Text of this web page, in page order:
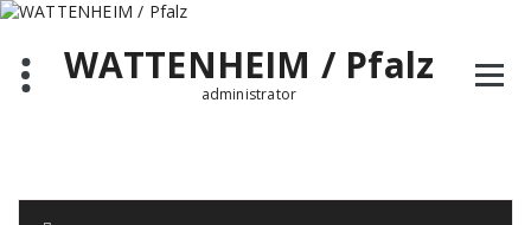
Zum
springenWATTENHEIM / Pfalz
administrator